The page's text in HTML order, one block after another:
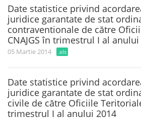
Date statistice privind
juridice garantate de stat
contraventionale de către
CNAJGS în trimestrul I al anului
05 Martie 2014 .xls
Date statistice privind
juridice garantate de stat
civile de către Oficiile
trimestrul I al anului 2014